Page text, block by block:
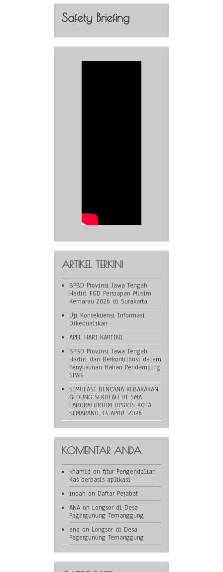
Safety Briefing
ARTIKEL TERKINI
BPBD Provinsi Jawa Tengah
Hadiri FGD Persiapan Musim
Kemarau 2026 di Surakarta
Uji Konsekuensi Informasi
Dikecualikan
APEL HARI KARTINI
BPBD Provinsi Jawa Tengah
Hadiri dan Berkontribusi dalam
Penyusunan Bahan Pendamping
SPAB
SIMULASI BENCANA KEBAKARAN
GEDUNG SEKOLAH DI SMA
LABORATORIUM UPGRIS KOTA
SEMARANG, 14 APRIL 2026
KOMENTAR ANDA
khamid on fitur Pengendalian
Kas berbasis aplikasi
indah on Daftar Pejabat
ANA on Longsor di Desa
Pagergunung Temanggung
ana on Longsor di Desa
Pagergunung Temanggung